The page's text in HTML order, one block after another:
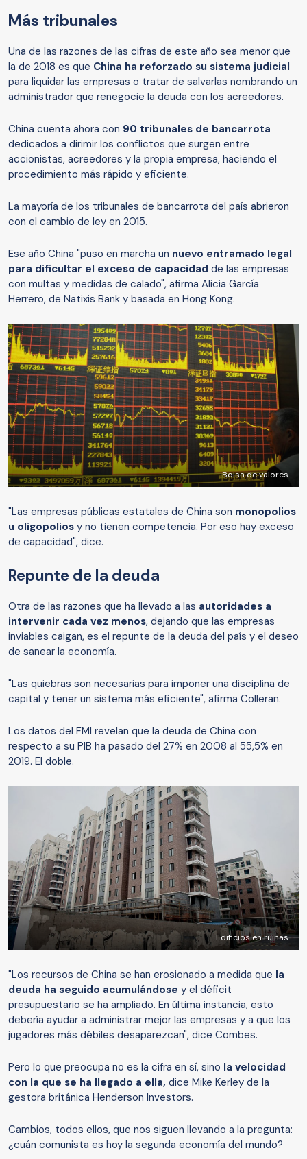
Más tribunales
Una de las razones de las cifras de este año sea menor que
la de 2018 es que China ha reforzado su sistema judicial
para liquidar las empresas o tratar de salvarlas nombrando un
administrador que renegocie la deuda con los acreedores.
China cuenta ahora con 90 tribunales de bancarrota
dedicados a dirimir los conflictos que surgen entre
accionistas, acreedores y la propia empresa, haciendo el
procedimiento más rápido y eficiente.
La mayoría de los tribunales de bancarrota del país abrieron
con el cambio de ley en 2015.
Ese año China "puso en marcha un nuevo entramado legal
para dificultar el exceso de capacidad de las empresas
con multas y medidas de calado", afirma Alicia García
Herrero, de Natixis Bank y basada en Hong Kong.
Bolsa de valores
"Las empresas públicas estatales de China son monopolios
u oligopolios y no tienen competencia. Por eso hay exceso
de capacidad", dice.
Repunte de la deuda
Otra de las razones que ha llevado a las autoridades a
intervenir cada vez menos, dejando que las empresas
inviables caigan, es el repunte de la deuda del país y el deseo
de sanear la economía.
"Las quiebras son necesarias para imponer una disciplina de
capital y tener un sistema más eficiente", afirma Colleran.
Los datos del FMI revelan que la deuda de China con
respecto a su PIB ha pasado del 27% en 2008 al 55,5% en
2019. El doble.
Edificios en ruinas
"Los recursos de China se han erosionado a medida que la
deuda ha seguido acumulándose y el déficit
presupuestario se ha ampliado. En última instancia, esto
debería ayudar a administrar mejor las empresas y a que los
jugadores más débiles desaparezcan", dice Combes.
Pero lo que preocupa no es la cifra en sí, sino la velocidad
con la que se ha llegado a ella, dice Mike Kerley de la
gestora británica Henderson Investors.
Cambios, todos ellos, que nos siguen llevando a la pregunta:
¿cuán comunista es hoy la segunda economía del mundo?